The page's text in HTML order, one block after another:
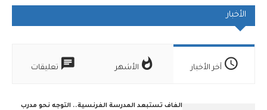
الأخبار
آخر الأخبار الأشهر تعليقات
الفاف تستبعد المدرسة الفرنسية.. التوجه نحو مدرب